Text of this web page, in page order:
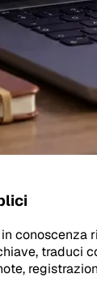
conoscenza
traduci